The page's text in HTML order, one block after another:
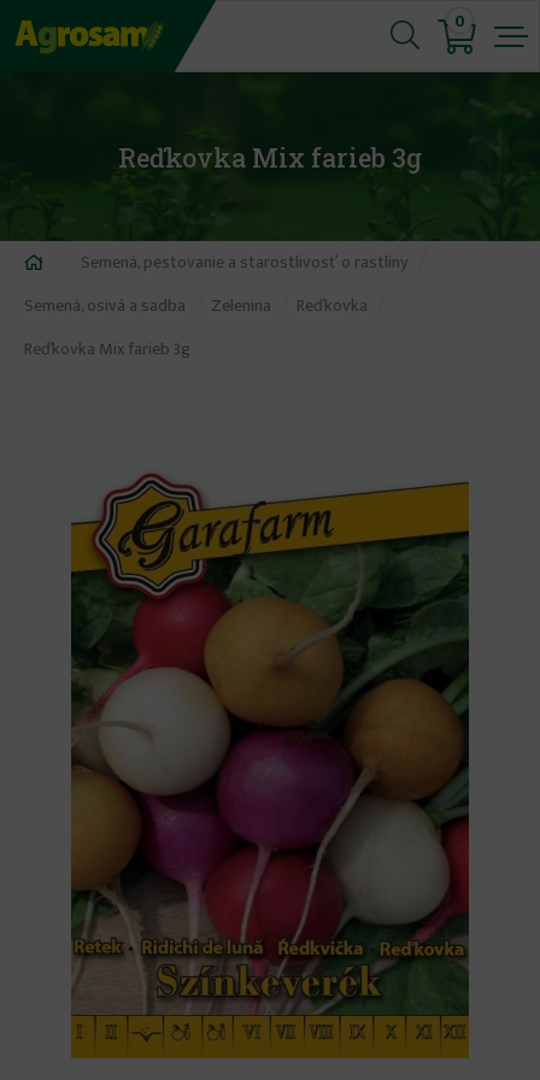
Jump
to
0
Reďkovka Mix farieb 3g
Nachádzate
sa
tu
Semená, pestovanie a starostlivosť o rastliny
Semená, osivá a sadba
Zelenina
Reďkovka
Reďkovka Mix farieb 3g